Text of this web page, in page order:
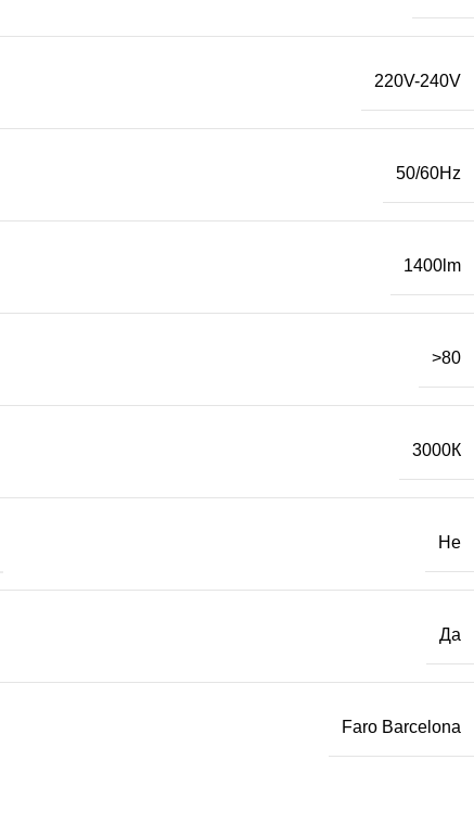
220V-240V
50/60Hz
1400lm
>80
3000К
Не
Да
Faro Barcelona